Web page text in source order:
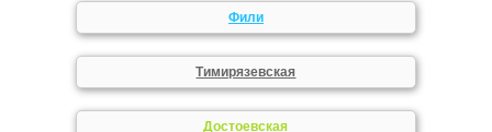
Фили
Тимирязевская
Достоевская